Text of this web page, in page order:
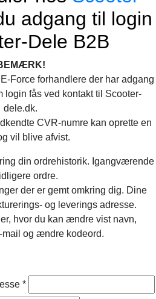
adgang til login
Dele B2B
Force forhandlere der har adgang
login fås ved kontakt til Scooter-
dele.dk.
CVR-numre kan oprette en
vil blive afvist.
din ordrehistorik. Igangværende
ordre.
der er gemt omkring dig. Dine
og leverings adresse.
hvor du kan ændre vist navn,
mail og ændre kodeord.
*Påkrævet